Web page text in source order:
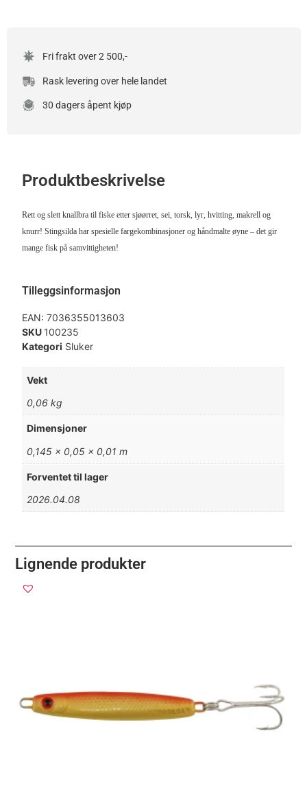
Fri frakt over 2 500,-
Rask levering over hele landet
30 dagers åpent kjøp
Produktbeskrivelse
Rett og slett knallbra til fiske etter sjøørret, sei, torsk, lyr, hvitting, makrell og
knurr! Stingsilda har spesielle fargekombinasjoner og håndmalte øyne – det gir
mange fisk på samvittigheten!
Tilleggsinformasjon
EAN:7036355013603
SKU 100235
Kategori Sluker
Vekt
0,06 kg
Dimensjoner
0,145 × 0,05 × 0,01 m
Forventet til lager
2026.04.08
Lignende produkter